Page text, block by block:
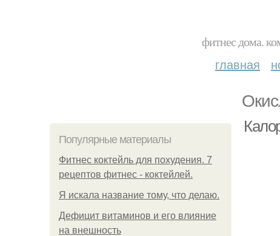
фитнес дома.
главная
Популярные материалы
Фитнес коктейль для похудения. 7
рецептов фитнес - коктейлей.
Я искала название тому, что делаю.
Дефицит витаминов и его влияние
на внешность